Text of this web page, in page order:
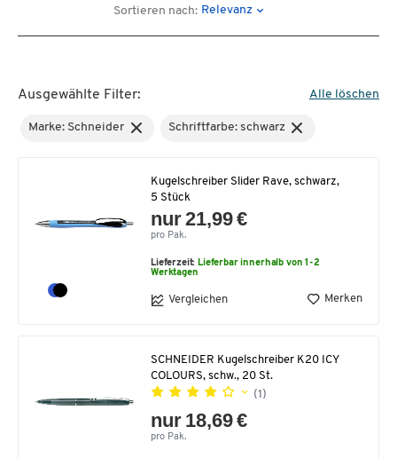
Sortieren nach: Relevanz
Ausgewählte Filter: Alle löschen
Marke: Schneider Schriftfarbe: schwarz
Kugelschreiber Slider Rave, schwarz,
5 Stück
nur 21,99 €
pro Pak.
Lieferzeit: Lieferbar innerhalb von 1-2
Werktagen
Vergleichen Merken
SCHNEIDER Kugelschreiber K20 ICY
COLOURS, schw., 20 St.
(1)
nur 18,69 €
pro Pak.